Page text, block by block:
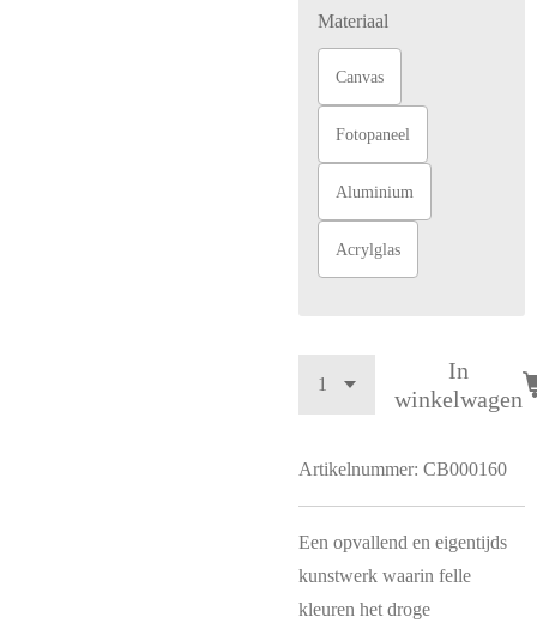
Materiaal
Canvas
Fotopaneel
Aluminium
Acrylglas
In
winkelwagen
Artikelnummer: CB000160
Een opvallend en eigentijds
kunstwerk waarin felle
kleuren het droge